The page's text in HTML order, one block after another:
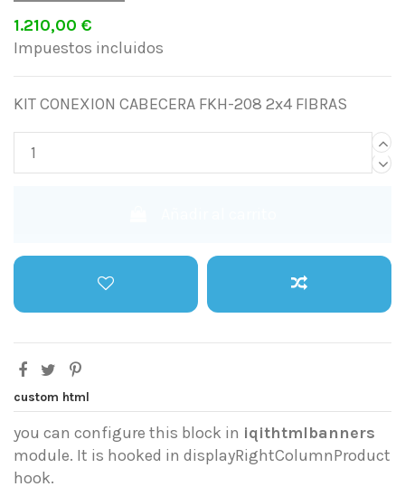
1.210,00 €
Impuestos incluidos
KIT CONEXION CABECERA FKH-208 2x4 FIBRAS
custom html
you can configure this block in iqithtmlbanners
module. It is hooked in displayRightColumnProduct
hook.